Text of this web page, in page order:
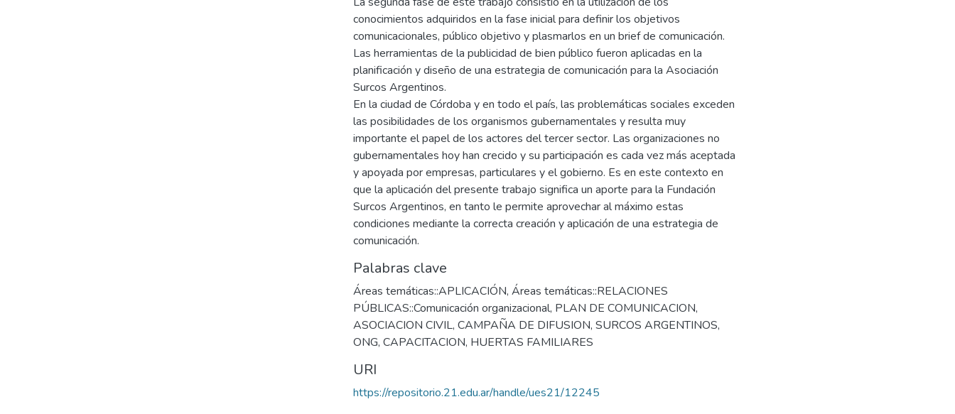
conocimientos adquiridos en la fase inicial para definir los objetivos
comunicacionales, público objetivo y plasmarlos en un brief de comunicación.
Las herramientas de la publicidad de bien público fueron aplicadas en la
planificación y diseño de una estrategia de comunicación para la Asociación
Surcos Argentinos.
En la ciudad de Córdoba y en todo el país, las problemáticas sociales exceden
las posibilidades de los organismos gubernamentales y resulta muy
importante el papel de los actores del tercer sector. Las organizaciones no
gubernamentales hoy han crecido y su participación es cada vez más aceptada
y apoyada por empresas, particulares y el gobierno. Es en este contexto en
que la aplicación del presente trabajo significa un aporte para la Fundación
Surcos Argentinos, en tanto le permite aprovechar al máximo estas
condiciones mediante la correcta creación y aplicación de una estrategia de
comunicación.
Palabras clave
Áreas temáticas::APLICACIÓN, Áreas temáticas::RELACIONES
PÚBLICAS::Comunicación organizacional, PLAN DE COMUNICACION,
ASOCIACION CIVIL, CAMPAÑA DE DIFUSION, SURCOS ARGENTINOS,
ONG, CAPACITACION, HUERTAS FAMILIARES
URI
https://repositorio.21.edu.ar/handle/ues21/12245